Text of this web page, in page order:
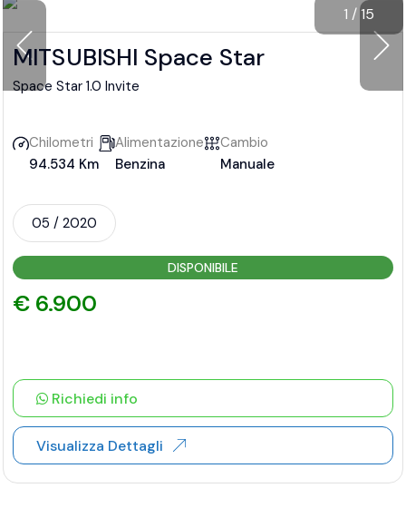
1 /15
MITSUBISHI Space Star
Space Star 1.0 Invite
Chilometri
94.534 Km
Alimentazione
Benzina
Cambio
Manuale
05 / 2020
DISPONIBILE
€ 6.900
Richiedi info
Visualizza Dettagli